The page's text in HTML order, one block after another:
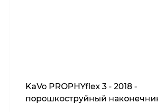
KaVo PROPHYflex 3 - 2018 -
порошкоструйный